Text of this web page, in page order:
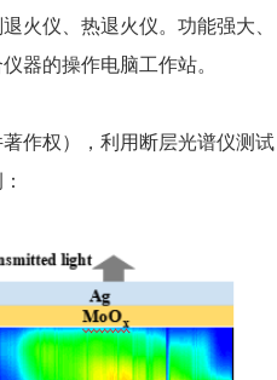
火仪、热退火仪。功能强大、
器的操作电脑工作站。
作权），利用断层光谱仪测试